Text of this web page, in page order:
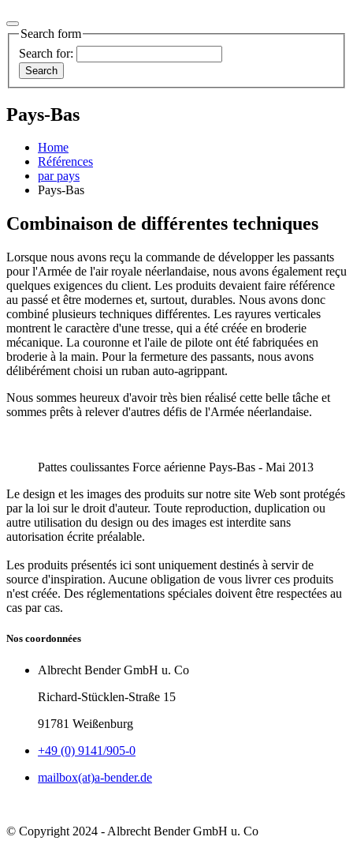
Search form
Search for:
Pays-Bas
Home
Références
par pays
Pays-Bas
Combinaison de différentes techniques
Lorsque nous avons reçu la commande de développer les passants
pour l'Armée de l'air royale néerlandaise, nous avons également reçu
quelques exigences du client. Les produits devaient faire référence
au passé et être modernes et, surtout, durables. Nous avons donc
combiné plusieurs techniques différentes. Les rayures verticales
montrent le caractère d'une tresse, qui a été créée en broderie
mécanique. La couronne et l'aile de pilote ont été fabriquées en
broderie à la main. Pour la fermeture des passants, nous avons
délibérément choisi un ruban auto-agrippant.
Nous sommes heureux d'avoir très bien réalisé cette belle tâche et
sommes prêts à relever d'autres défis de l'Armée néerlandaise.
Pattes coulissantes Force aérienne Pays-Bas - Mai 2013
Le design et les images des produits sur notre site Web sont protégés
par la loi sur le droit d'auteur. Toute reproduction, duplication ou
autre utilisation du design ou des images est interdite sans
autorisation écrite préalable.
Les produits présentés ici sont uniquement destinés à servir de
source d'inspiration. Aucune obligation de vous livrer ces produits
n'est créée. Des réglementations spéciales doivent être respectées au
cas par cas.
Nos coordonnées
Albrecht Bender GmbH u. Co
Richard-Stücklen-Straße 15
91781 Weißenburg
+49 (0) 9141/905-0
mailbox(at)a-bender.de
© Copyright 2024 - Albrecht Bender GmbH u. Co